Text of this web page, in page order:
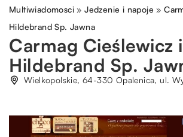
Multiwiadomosci »Jedzenie i napoje »
Hildebrand Sp. Jawna
Carmag Cieślewicz i
Hildebrand Sp.
Wielkopolskie, 64-330 Opalenica, ul.